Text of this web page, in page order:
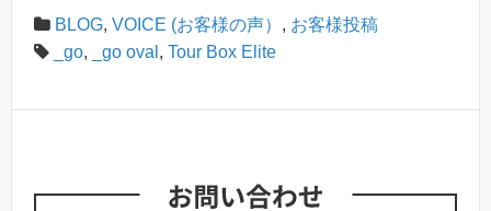
BLOG, VOICE (お客様の声） , お客様投稿
_go, _go oval , Tour Box Elite